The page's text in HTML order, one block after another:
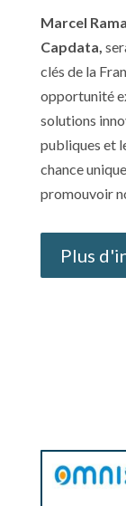
Marcel
Capdata,
clés de la
opportunité
solutions
publiques et
chance
promouvoir
Plus